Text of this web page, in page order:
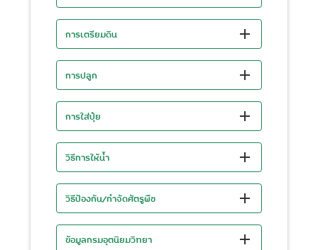
การเตรียมดิน
การปลูก
การใส่ปุ๋ย
วิธีการให้น้ำ
วิธีป้องกัน/กำจัดศัตรูพืช
ข้อมูลกรมอุตนิยมวิทยา